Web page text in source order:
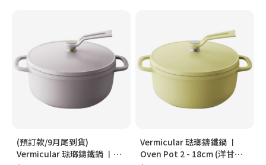
(預訂款/9月尾到貨)
Vermicular 琺瑯鑄鐵鍋 〡
Vermicular 琺瑯鑄鐵鍋 〡
Oven Pot 2 - 18cm (洋甘菊